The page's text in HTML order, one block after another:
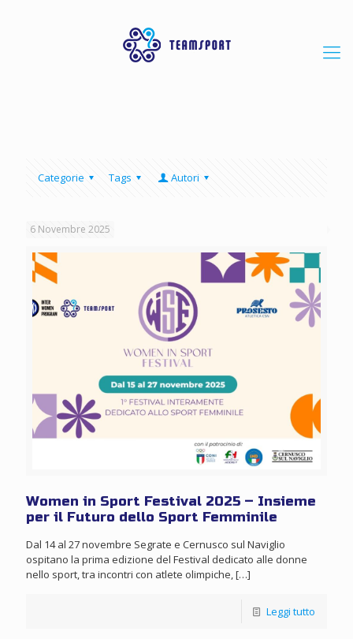
Categorie Tags Autori
6 Novembre 2025
Women in Sport Festival 2025 – Insieme
per il Futuro dello Sport Femminile
Dal 14 al 27 novembre Segrate e Cernusco sul Naviglio
ospitano la prima edizione del Festival dedicato alle donne
nello sport, tra incontri con atlete olimpiche, […]
Leggi tutto